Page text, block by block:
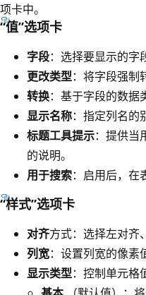
项卡中。
“值”选项卡
字段：选择要显示的字
更改类型：将字段强制
转换：基于字段的数据
显示名称：指定列名的
标题工具提示：提供当
的说明。
用于搜索：启用后，在
“样式”选项卡
对齐方式：选择左对齐
列宽：设置列宽的像素
显示类型：控制单元格